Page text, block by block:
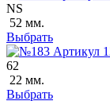
NS
52 мм.
Выбрать
62
22 мм.
Выбрать